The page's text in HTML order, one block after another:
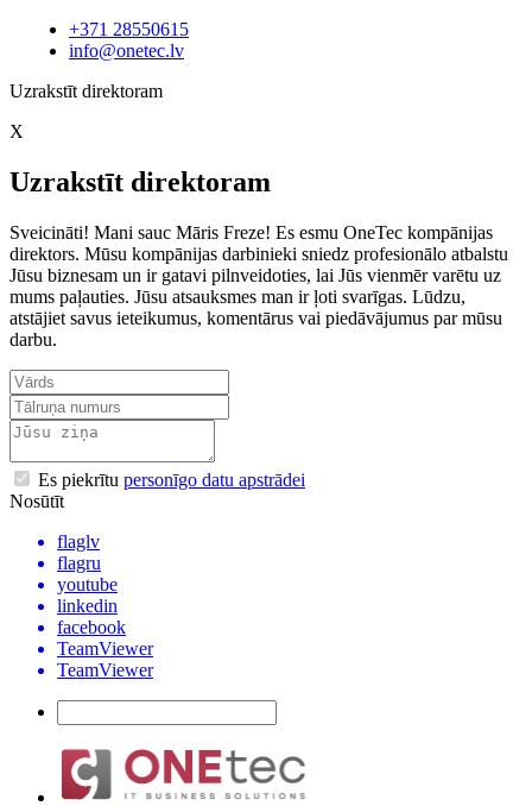
+371 28550615
info@onetec.lv
Uzrakstīt direktoram
X
Uzrakstīt direktoram
Sveicināti! Mani sauc Māris Freze! Es esmu OneTec kompānijas
direktors. Mūsu kompānijas darbinieki sniedz profesionālo atbalstu
Jūsu biznesam un ir gatavi pilnveidoties, lai Jūs vienmēr varētu uz
mums paļauties. Jūsu atsauksmes man ir ļoti svarīgas. Lūdzu,
atstājiet savus ieteikumus, komentārus vai piedāvājumus par mūsu
darbu.
Es piekrītu personīgo datu apstrādei
Nosūtīt
flaglv
flagru
youtube
linkedin
facebook
TeamViewer
TeamViewer